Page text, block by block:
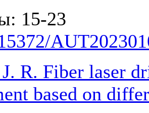
15-23
R. Fiber laser
based on